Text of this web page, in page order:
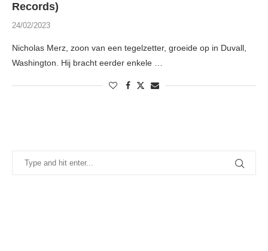
Records)
24/02/2023
Nicholas Merz, zoon van een tegelzetter, groeide op in Duvall,
Washington. Hij bracht eerder enkele …